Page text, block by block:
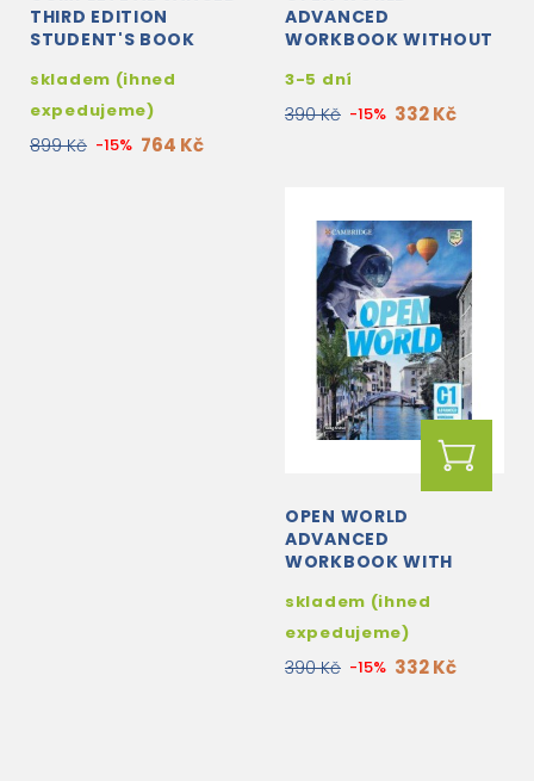
THIRD EDITION
STUDENT'S BOOK
DIGITAL PACK
skladem (ihned
expedujeme)
899 Kč -15% 764 Kč
ADVANCED
WORKBOOK WITHOUT
3-5 dní
390 Kč -15% 332 Kč
OPEN WORLD
ADVANCED
WORKBOOK WITH
skladem (ihned
expedujeme)
390 Kč -15% 332 Kč